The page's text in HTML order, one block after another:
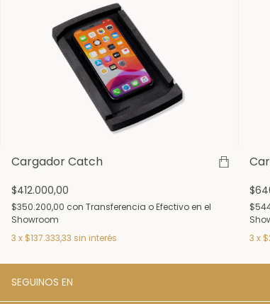
Cargador Catch
$412.000,00
$350.200,00 con Transferencia o Efectivo en el
Showroom
3 x $137.333,33 sin interés
3 x
SEGUINOS EN